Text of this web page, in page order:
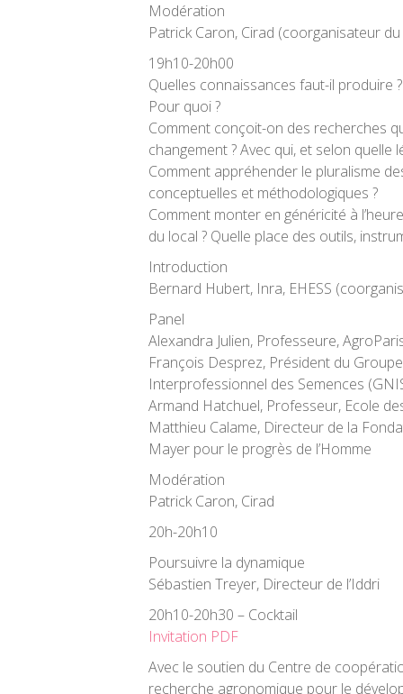
Modération
Patrick Caron, Cirad (coorganisateur
19h10-20h00
Quelles connaissances faut-il produire
Pour quoi ?
Comment conçoit-on des recherches
changement ? Avec qui, et selon quelle
Comment appréhender le pluralisme
conceptuelles et méthodologiques ?
Comment monter en généricité à
du local ? Quelle place des outils,
Introduction
Bernard Hubert, Inra, EHESS
Panel
Alexandra Julien, Professeure,
François Desprez, Président du
Interprofessionnel des Semences
Armand Hatchuel, Professeur, Ecole
Matthieu Calame, Directeur de la
Mayer pour le progrès de l’Homme
Modération
Patrick Caron, Cirad
20h-20h10
Poursuivre la dynamique
Sébastien Treyer, Directeur de l’Iddri
20h10-20h30 – Cocktail
Invitation PDF
Avec le soutien du Centre de
recherche agronomique pour le